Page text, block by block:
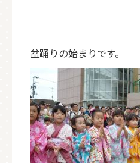
盆踊りの始まりです。